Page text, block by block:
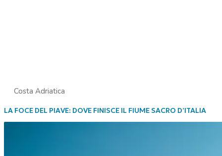
Costa Adriatica
LA FOCE DEL PIAVE: DOVE FINISCE IL FIUME SACRO D’ITALIA